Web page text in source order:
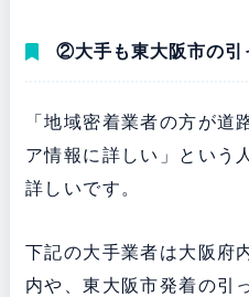
②大手も東大阪市の引
「地域密着業者の方が道
ア情報に詳しい」という
詳しいです。
下記の大手業者は大阪府
内や、東大阪市発着の引